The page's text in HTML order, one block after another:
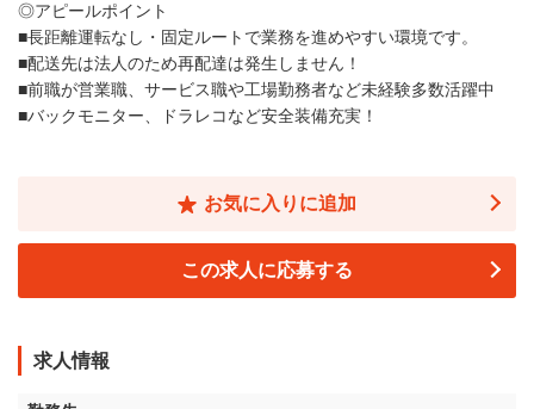
◎アピールポイント
■長距離運転なし・固定ルートで業務を進めやすい環境です。
■配送先は法人のため再配達は発生しません！
■前職が営業職、サービス職や工場勤務者など未経験多数活躍中
■バックモニター、ドラレコなど安全装備充実！
お気に入りに追加
この求人に応募する
求人情報